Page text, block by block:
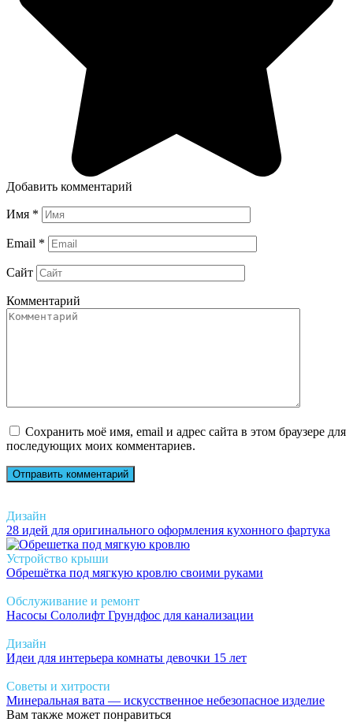
Добавить комментарий
Имя *
Email *
Сайт
Комментарий
Сохранить моё имя, email и адрес сайта в этом браузере для
последующих моих комментариев.
Дизайн
28 идей для оригинального оформления кухонного фартука
Устройство крыши
Обрешётка под мягкую кровлю своими руками
Обслуживание и ремонт
Насосы Сололифт Грундфос для канализации
Дизайн
Идеи для интерьера комнаты девочки 15 лет
Советы и хитрости
Минеральная вата — искусственное небезопасное изделие
Вам также может понравиться